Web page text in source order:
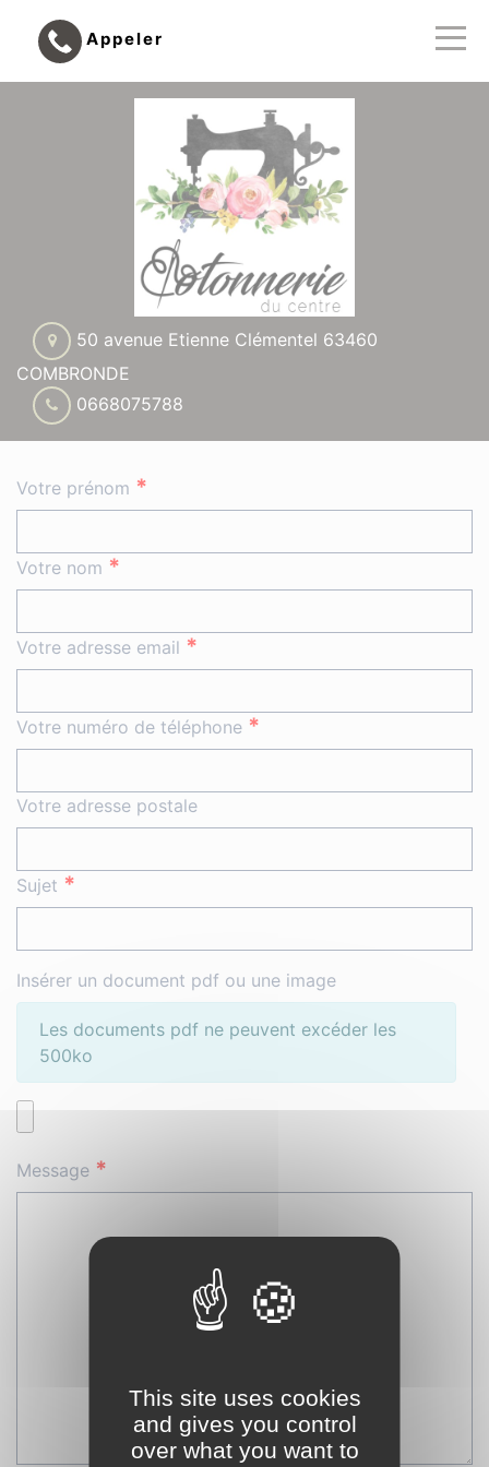
Appeler
50 avenue Etienne Clémentel 63460
COMBRONDE
0668075788
Votre prénom *
Votre nom *
Votre adresse email *
Votre numéro de téléphone *
Votre adresse postale
Sujet *
Insérer un document pdf ou une image
Les documents pdf ne peuvent excéder les
500ko
Message *
This site uses cookies
and gives you control
over what you want to